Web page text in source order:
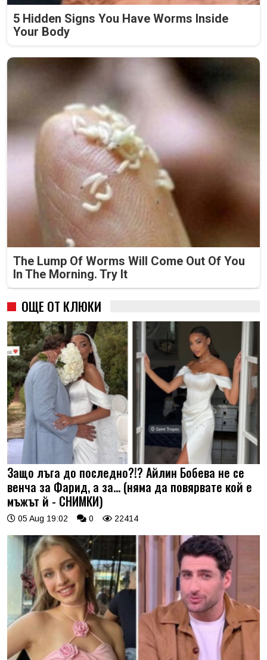
5 Hidden Signs You Have Worms Inside
Your Body
The Lump Of Worms Will Come Out Of You
In The Morning. Try It
ОЩЕ ОТ КЛЮКИ
Защо лъга до последно?!? Айлин Бобева не се
венча за Фарид, а за... (няма да повярвате кой е
мъжът й - СНИМКИ)
05 Aug 19:02 0 22414